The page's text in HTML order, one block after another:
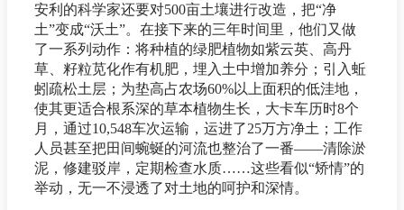
安利的科学家还要对500亩土壤进行改造，把“净
土”变成“沃土”。在接下来的三年时间里，他们又做
了一系列动作：将种植的绿肥植物如紫云英、高丹
草、籽粒苋化作有机肥，埋入土中增加养分；引入蚯
蚓疏松土层；为垫高占农场60%以上面积的低洼地，
使其更适合根系深的草本植物生长，大卡车历时8个
月，通过10,548车次运输，运进了25万方净土；工作
人员甚至把田间蜿蜒的河流也整治了一番——清除淤
泥，修建驳岸，定期检查水质……这些看似“矫情”的
举动，无一不浸透了对土地的呵护和深情。